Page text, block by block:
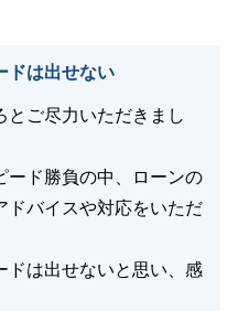
ドは出せない
とご尽力いただきまし
ード勝負の中、ローンの
ドバイスや対応をいただ
ドは出せないと思い、感